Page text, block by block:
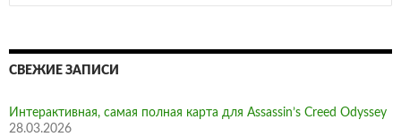
СВЕЖИЕ ЗАПИСИ
Интерактивная, самая полная карта для Assassin’s Creed Odyssey
28.03.2026